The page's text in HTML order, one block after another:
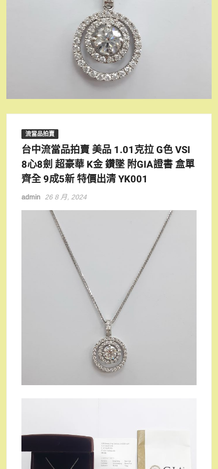
流當品拍賣
台中流當品拍賣 美品 1.01克拉 G色 VSI
8心8劍 超豪華 K金 鑽墜 附GIA證書 盒單
齊全 9成5新 特價出清 YK001
admin 26 8 月, 2024